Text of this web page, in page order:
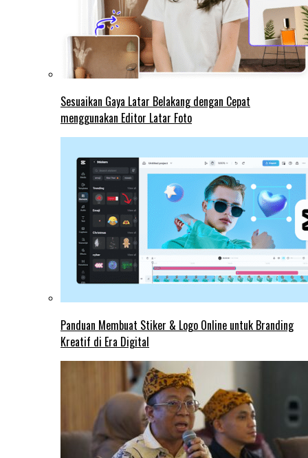
Sesuaikan Gaya Latar Belakang dengan Cepat
menggunakan Editor Latar Foto
Panduan Membuat Stiker & Logo Online untuk Branding
Kreatif di Era Digital